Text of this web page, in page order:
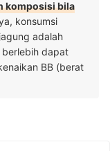
komposisi bila
konsumsi
adalah
berlebih dapat
BB (berat